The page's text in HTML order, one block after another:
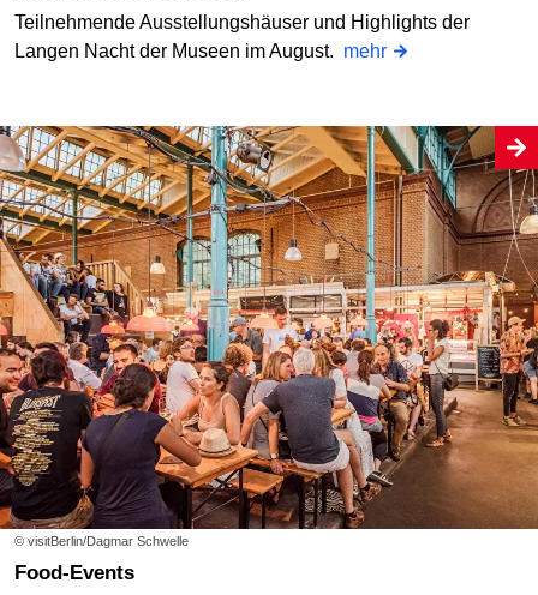
Teilnehmende Ausstellungshäuser und Highlights der
Langen Nacht der Museen im August. mehr
© visitBerlin/Dagmar Schwelle
Food-Events